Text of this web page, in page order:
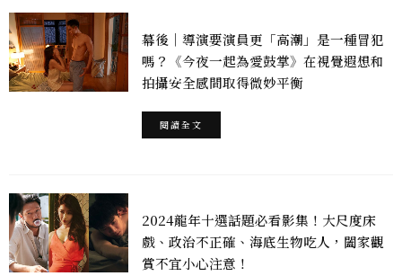
幕後｜導演要演員更「高潮」是一種冒犯
嗎？《今夜一起為愛鼓掌》在視覺遐想和
拍攝安全感間取得微妙平衡
閱讀全文
2024龍年十選話題必看影集！大尺度床
戲、政治不正確、海底生物吃人，闔家觀
賞不宜小心注意！